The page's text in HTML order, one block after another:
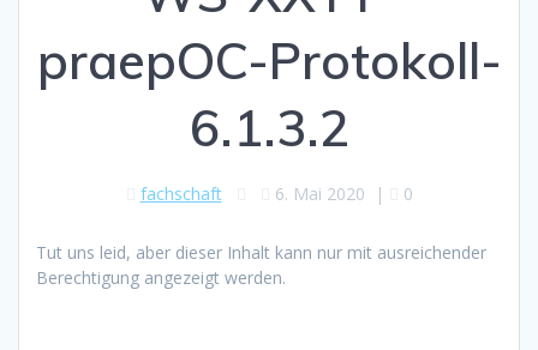
praepOC-Protokoll-
6.1.3.2
fachschaft 6. Mai 2020 | 0
Tut uns leid, aber dieser Inhalt kann nur mit ausreichender
Berechtigung angezeigt werden.